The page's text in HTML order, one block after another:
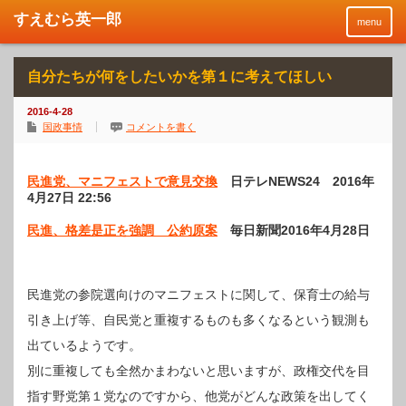
menu
自分たちが何をしたいかを第１に考えてほしい
2016-4-28
国政事情
コメントを書く
民進党、マニフェストで意見交換 日テレNEWS24 2016年
4月27日 22:56
民進、格差是正を強調 公約原案 毎日新聞2016年4月28日
民進党の参院選向けのマニフェストに関して、保育士の給与
引き上げ等、自民党と重複するものも多くなるという観測も
出ているようです。
別に重複しても全然かまわないと思いますが、政権交代を目
指す野党第１党なのですから、他党がどんな政策を出してく